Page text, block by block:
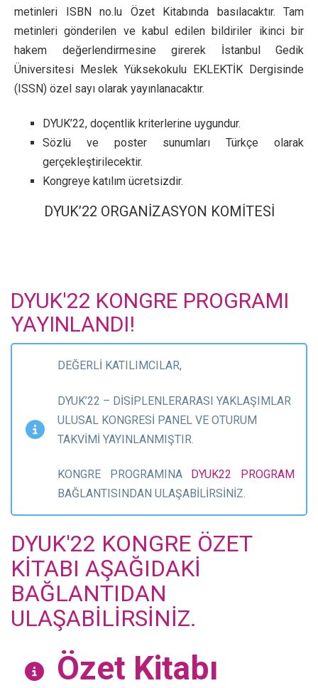
metinleri ISBN no.lu Özet Kitabında basılacaktır. Tam
metinleri gönderilen ve kabul edilen bildiriler ikinci bir
hakem değerlendirmesine girerek İstanbul Gedik
Üniversitesi Meslek Yüksekokulu EKLEKTİK Dergisinde
(ISSN) özel sayı olarak yayınlanacaktır.
DYUK’22, doçentlik kriterlerine uygundur.
Sözlü ve poster sunumları Türkçe olarak
gerçekleştirilecektir.
Kongreye katılım ücretsizdir.
DYUK’22 ORGANİZASYON KOMİTESİ
DYUK'22 KONGRE PROGRAMI
YAYINLANDI!
DEĞERLİ KATILIMCILAR,
DYUK’22 – DİSİPLENLERARASI YAKLAŞIMLAR
ULUSAL KONGRESİ PANEL VE OTURUM
TAKVİMİ YAYINLANMIŞTIR.
KONGRE PROGRAMINA
DYUK22 PROGRAM
BAĞLANTISINDAN ULAŞABİLİRSİNİZ.
DYUK'22 KONGRE ÖZET
KİTABI AŞAĞIDAKİ
BAĞLANTIDAN
ULAŞABİLİRSİNİZ.
Özet Kitabı